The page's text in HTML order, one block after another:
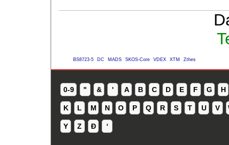
BS8723-5 DC MADS SKOS-Core VDEX XTM Zthes
0-9 " & ' A B C D E F G H
K L M N O P Q R S T U V
Y Z Ð ʻ